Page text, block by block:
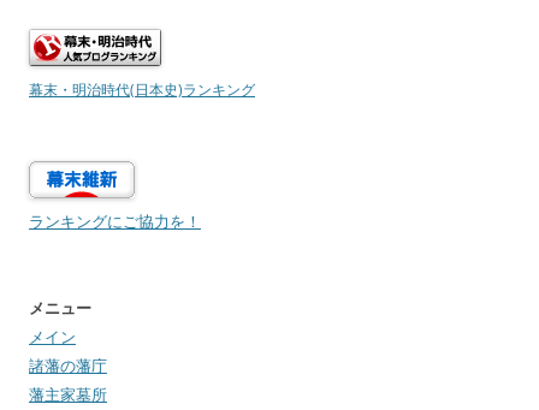
幕末・明治時代(日本史)ランキング
ランキングにご協力を！
メニュー
メイン
諸藩の藩庁
藩主家墓所